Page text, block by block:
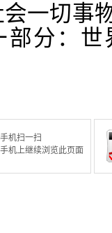
一切事
部分：
机扫一扫
机上继续浏览此页面